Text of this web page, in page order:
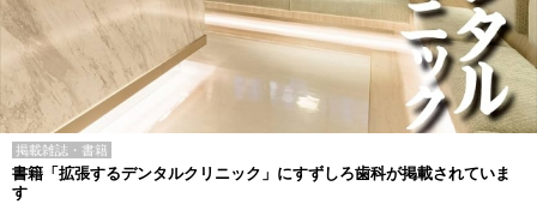
掲載雑誌・書籍
書籍「拡張するデンタルクリニック」にすずしろ歯科が掲載されていま
す